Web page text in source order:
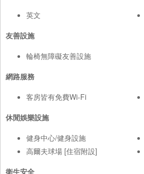
英文
友善設施
輪椅無障礙友善設施
網路服務
客房皆有免費Wi-Fi
休閒娛樂設施
健身中心/健身設施
高爾夫球場 [住宿附設]
衛生安全